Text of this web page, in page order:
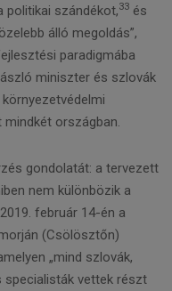
politikai szándékot,33 és
álló megoldás”,
paradigmába
miniszter és szlovák
országban.
gondolatát: a tervezett
nem különbözik a
február 14-én a
(Csölösztőn)
„mind szlovák,
specialisták vettek részt